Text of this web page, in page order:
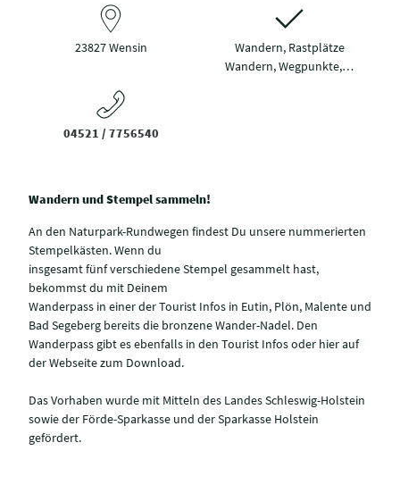
23827 Wensin
Wandern, Rastplätze
Wandern, Wegpunkte,…
04521 / 7756540
Wandern und Stempel sammeln!
An den Naturpark-Rundwegen findest Du unsere nummerierten
Stempelkästen. Wenn du
insgesamt fünf verschiedene Stempel gesammelt hast,
bekommst du mit Deinem
Wanderpass in einer der Tourist Infos in Eutin, Plön, Malente und
Bad Segeberg bereits die bronzene Wander-Nadel. Den
Wanderpass gibt es ebenfalls in den Tourist Infos oder hier auf
der Webseite zum Download.
Das Vorhaben wurde mit Mitteln des Landes Schleswig-Holstein
sowie der Förde-Sparkasse und der Sparkasse Holstein
gefördert.